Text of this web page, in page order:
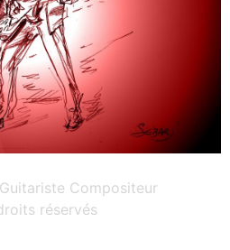
Compositeur
réservés